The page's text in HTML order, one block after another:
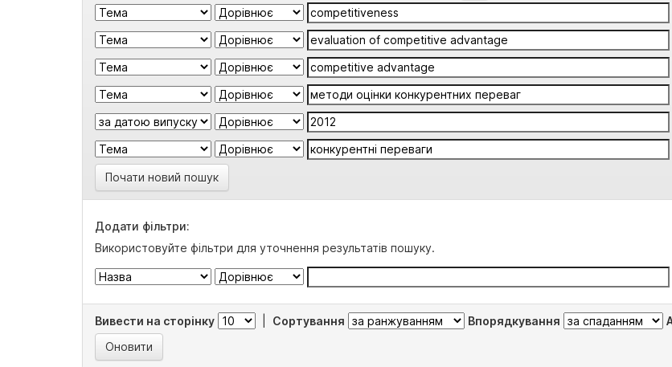
Почати новий пошук
Додати фільтри:
Використовуйте фільтри для уточнення результатів пошуку.
Вивести на сторінку Сортування Впорядкування